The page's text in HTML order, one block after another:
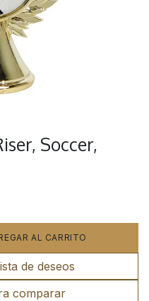
Soccer,
AL CARRITO
comparar
de deseos